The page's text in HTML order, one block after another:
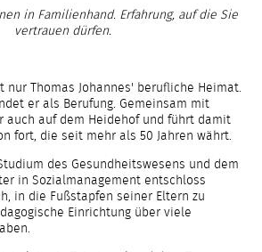
in Familienhand. Erfahrung, auf die Sie
vertrauen dürfen.
nur Thomas Johannes' berufliche Heimat.
er als Berufung. Gemeinsam mit
auch auf dem Heidehof und führt damit
fort, die seit mehr als 50 Jahren währt.
des Gesundheitswesens und dem
in Sozialmanagement entschloss
in die Fußstapfen seiner Eltern zu
Einrichtung über viele